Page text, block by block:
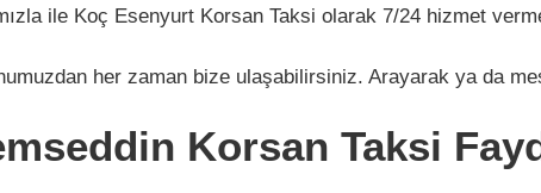
ile Koç Esenyurt Korsan Taksi olarak 7/24 hizmet
her zaman bize ulaşabilirsiniz. Arayarak ya da
Korsan Taksi